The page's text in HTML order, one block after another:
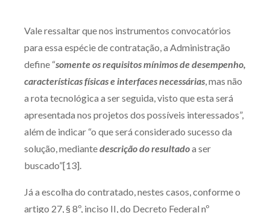
Vale ressaltar que nos instrumentos convocatórios
para essa espécie de contratação, a Administração
define “somente os requisitos mínimos de desempenho,
características físicas e interfaces necessárias, mas não
a rota tecnológica a ser seguida, visto que esta será
apresentada nos projetos dos possíveis interessados”,
além de indicar “o que será considerado sucesso da
solução, mediantedescrição do resultadoa ser
buscado”[13].
Já a escolha do contratado, nestes casos, conforme o
artigo 27, § 8º, inciso II, do Decreto Federal nº